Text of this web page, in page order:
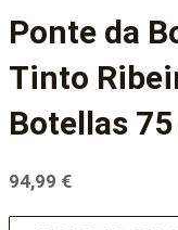
Ponte da
Tinto
Botellas
94,99 €